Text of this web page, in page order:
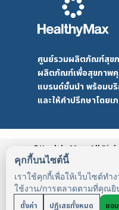
คุกกี้บนไซต์นี้
เราใช้คุกกี้เพื่อให้เว็บไซต์ทำ
ใช้งาน/การตลาดตามที่คุณยิ
ตั้งค่า ปฏิเสธทั้งหมด ยอ
ศูนย์รวมผลิตภัณฑ์สุข
ผลิตภัณฑ์เพื่อสุขภาพ
แบรนด์ชั้นนำ พร้อมบ
และให้คำปรึกษาโดย
©HealthyMax. All
by DMDHealthyMax